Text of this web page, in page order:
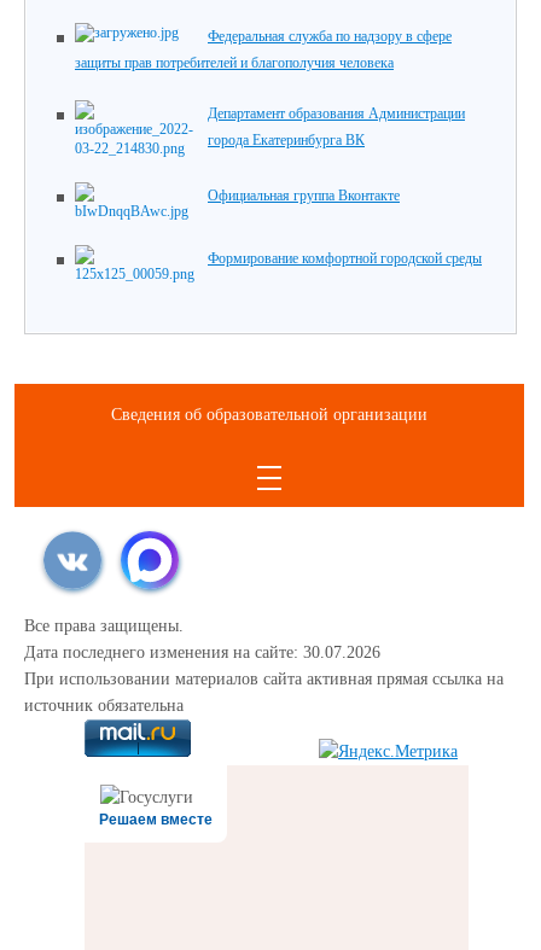
Федеральная служба по надзору в сфере
защиты прав потребителей и благополучия человека
Департамент образования Администрации
города Екатеринбурга ВК
Официальная группа Вконтакте
Формирование комфортной городской среды
Сведения об образовательной организации
Все права защищены.
Дата последнего изменения на сайте: 30.07.2026
При использовании материалов сайта активная прямая ссылка на
источник обязательна
Решаем вместе